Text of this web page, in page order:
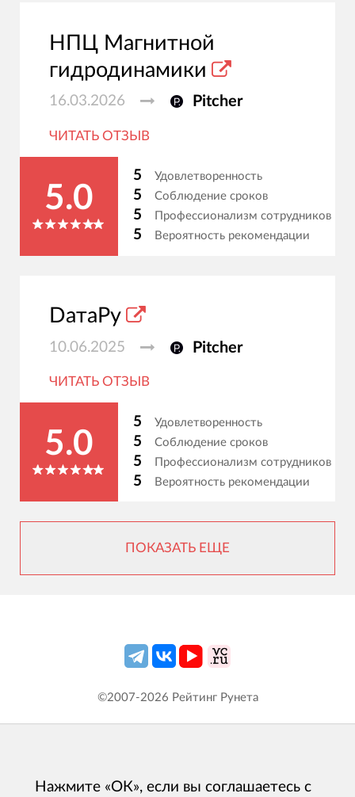
НПЦ Магнитной
гидродинамики
16.03.2026 Pitcher
ЧИТАТЬ ОТЗЫВ
5.0
5 Удовлетворенность
5 Соблюдение сроков
5 Профессионализм сотрудников
5 Вероятность рекомендации
DатаРу
10.06.2025 Pitcher
ЧИТАТЬ ОТЗЫВ
5.0
5 Удовлетворенность
5 Соблюдение сроков
5 Профессионализм сотрудников
5 Вероятность рекомендации
ПОКАЗАТЬ ЕЩЕ
©2007-2026 Рейтинг Рунета
Нажмите «ОК», если вы соглашаетесь с